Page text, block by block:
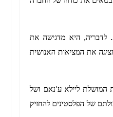
לדבריה, היא מדגישה את
את המציאות האנושית
המושלת ליילא ע'נאם ושל
של הפלסטינים להחזיק